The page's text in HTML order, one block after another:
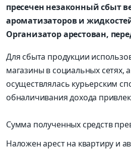
пресечен незаконный сбыт
ароматизаторов и
Организатор арестован,
Для сбыта продукции
магазины в социальных сетях,
осуществлялась курьерским
обналичивания дохода
Сумма полученных средств
Наложен арест на квартиру и